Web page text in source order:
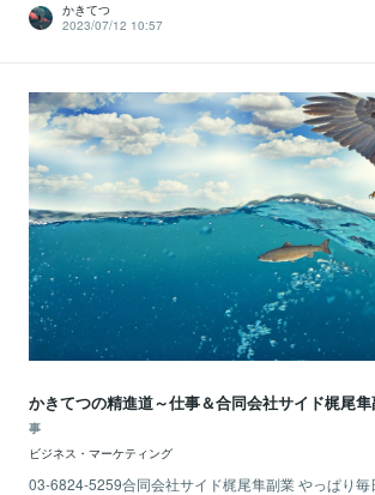
かきてつ
2023/07/12 10:57
かきてつの精進道～仕事＆合同会社サイド梶尾隼
事
ビジネス・マーケティング
03-6824-5259合同会社サイド梶尾隼副業 やっぱり